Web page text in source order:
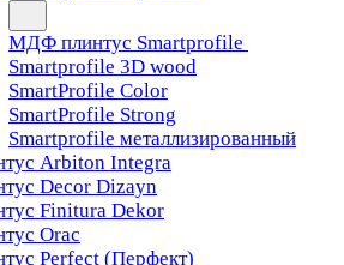
МДФ плинтус Smartprofile
Smartprofile 3D wood
SmartProfile Color
SmartProfile Strong
Smartprofile металлизированный
Arbiton Integra
Decor Dizayn
Finitura Dekor
Orac
Perfect (Перфект)